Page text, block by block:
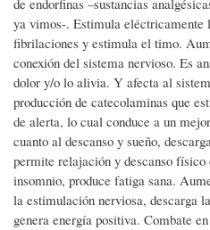
de endorfinas –sustancias
ya vimos-. Estimula eléctricamente
fibrilaciones y estimula el timo.
conexión del sistema nervioso. Es
dolor y/o lo alivia. Y afecta al
producción de catecolaminas que
de alerta, lo cual conduce a un
cuanto al descanso y sueño,
permite relajación y descanso
insomnio, produce fatiga sana.
la estimulación nerviosa, descarga
genera energía positiva. Combate